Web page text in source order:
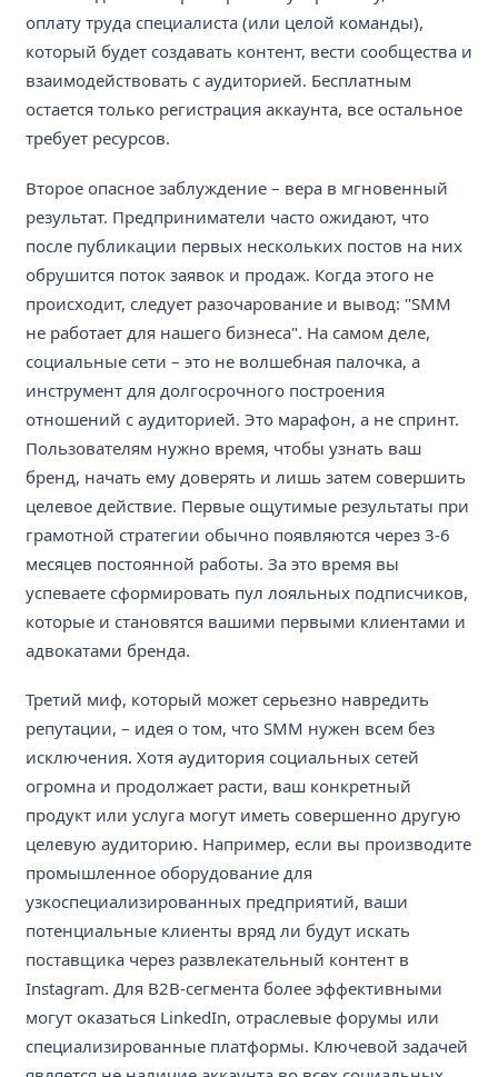
оплату труда специалиста (или целой команды),
который будет создавать контент, вести сообщества и
взаимодействовать с аудиторией. Бесплатным
остается только регистрация аккаунта, все остальное
требует ресурсов.
Второе опасное заблуждение – вера в мгновенный
результат. Предприниматели часто ожидают, что
после публикации первых нескольких постов на них
обрушится поток заявок и продаж. Когда этого не
происходит, следует разочарование и вывод: "SMM
не работает для нашего бизнеса". На самом деле,
социальные сети – это не волшебная палочка, а
инструмент для долгосрочного построения
отношений с аудиторией. Это марафон, а не спринт.
Пользователям нужно время, чтобы узнать ваш
бренд, начать ему доверять и лишь затем совершить
целевое действие. Первые ощутимые результаты при
грамотной стратегии обычно появляются через 3-6
месяцев постоянной работы. За это время вы
успеваете сформировать пул лояльных подписчиков,
которые и становятся вашими первыми клиентами и
адвокатами бренда.
Третий миф, который может серьезно навредить
репутации, – идея о том, что SMM нужен всем без
исключения. Хотя аудитория социальных сетей
огромна и продолжает расти, ваш конкретный
продукт или услуга могут иметь совершенно другую
целевую аудиторию. Например, если вы производите
промышленное оборудование для
узкоспециализированных предприятий, ваши
потенциальные клиенты вряд ли будут искать
поставщика через развлекательный контент в
Instagram. Для B2B-сегмента более эффективными
могут оказаться LinkedIn, отраслевые форумы или
специализированные платформы. Ключевой задачей